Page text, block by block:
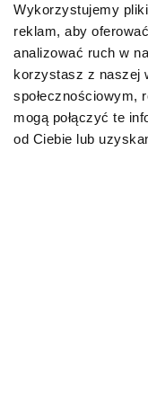
Wykorzystujemy
reklam, aby
analizować ruch w
korzystasz z naszej
społecznościowym,
mogą połączyć te
od Ciebie lub
Jak leczyć
W przypadku, gdy
plastik, robi to
lekarza
czynnika